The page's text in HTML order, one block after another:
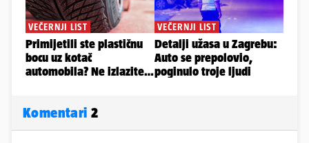
Komentari 2